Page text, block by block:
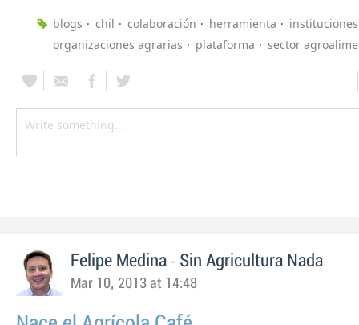
blogs chil colaboración herramienta
instituciones
organizaciones agrarias
plataforma sector
Felipe Medina - Sin Agricultura Nada
Mar 10, 2013 at 14:48